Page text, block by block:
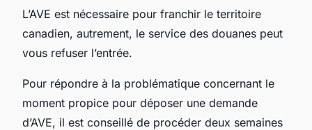
L’AVE est nécessaire pour franchir le territoire
canadien, autrement, le service des douanes peut
vous refuser l’entrée.
Pour répondre à la problématique concernant le
moment propice pour déposer une demande
d’AVE, il est conseillé de procéder deux semaines